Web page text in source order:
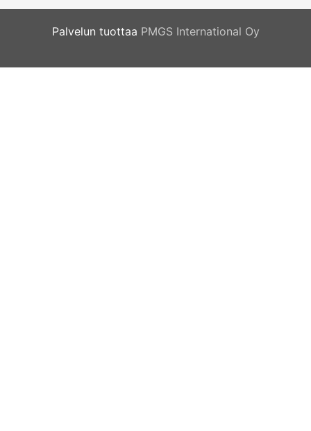
Palvelun tuottaa PMGS International Oy